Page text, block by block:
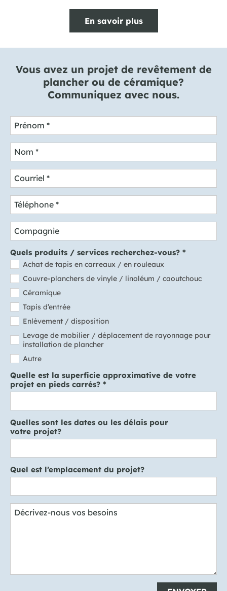
Vous avez un projet de revêtement de
plancher ou de céramique?
Communiquez avec nous.
Prénom *
Nom *
Courriel *
Téléphone *
Compagnie
Quels produits / services recherchez-vous? *
Achat de tapis en carreaux / en rouleaux
Couvre-planchers de vinyle / linoléum / caoutchouc
Céramique
Tapis d’entrée
Enlèvement / disposition
Levage de mobilier / déplacement de rayonnage pour
installation de plancher
Autre
Quelle est la superficie approximative de votre
projet en pieds carrés? *
Quelles sont les dates ou les délais pour
votre projet?
Quel est l’emplacement du projet?
Décrivez-nous vos besoins
En savoir plus